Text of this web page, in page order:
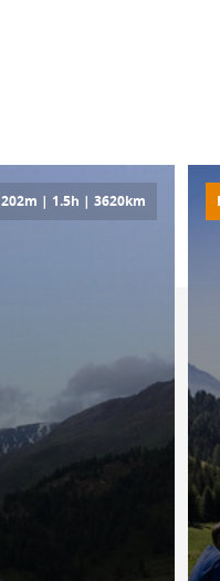
202m | 1.5h | 3620km